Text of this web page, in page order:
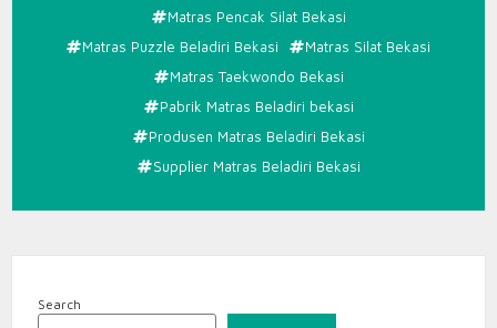
Matras Pencak Silat Bekasi
Matras Puzzle Beladiri Bekasi
Matras Silat Bekasi
Matras Taekwondo Bekasi
Pabrik Matras Beladiri bekasi
Produsen Matras Beladiri Bekasi
Supplier Matras Beladiri Bekasi
Search